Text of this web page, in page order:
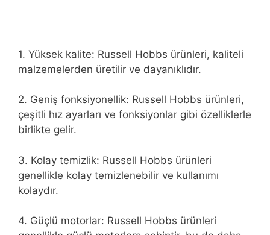
1. Yüksek kalite: Russell Hobbs ürünleri, kaliteli
malzemelerden üretilir ve dayanıklıdır.
2. Geniş fonksiyonellik: Russell Hobbs ürünleri,
çeşitli hız ayarları ve fonksiyonlar gibi özelliklerle
birlikte gelir.
3. Kolay temizlik: Russell Hobbs ürünleri
genellikle kolay temizlenebilir ve kullanımı
kolaydır.
4. Güçlü motorlar: Russell Hobbs ürünleri